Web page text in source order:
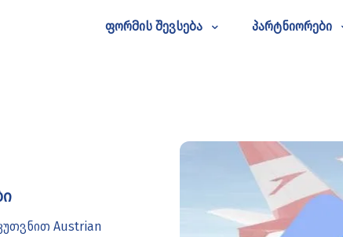
ფორმის შევსება პარტნიორები
Austrian